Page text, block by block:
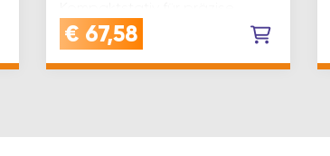
Messungen mit 5/8"
Gewindeadapter, ideal für
stabile Aufnahmen und flexible
€ 67,58